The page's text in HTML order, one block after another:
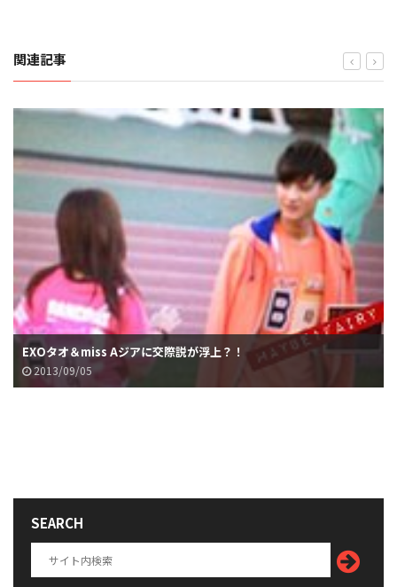
関連記事
EXOタオ＆miss Aジアに交際説が浮上？！
2013/09/05
SEARCH